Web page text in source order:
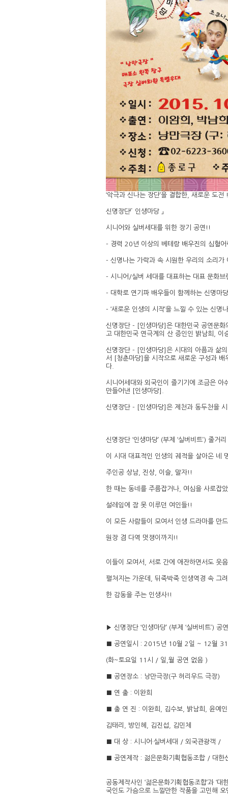
‘악극과 신나는 장단’을 결합한, 새로운 도전
신명장단「 인생마당 」
시니어와 실버세대를 위한 장기 공연!!
- 경력 20년 이상의 베테랑 배우진의 심혈
- 신명나는 가락과 속 시원한 우리의 소리가
- 시니어/실버 세대를 대표하는 대표 문화브
- 대학로 연기파 배우들이 함께하는 신명마
- ‘새로운 인생의 시작’을 느낄 수 있는 신명
신명장단 - [인생마당]은 대한민국 공연문
고 대한민국 연극계의 산 증인인 밝남희, 이
신명장단 - [인생마당]은 시대의 아픔과 삶
서 [청춘마당]을 시작으로 새로운 구성과
다.
시니어세대와 외국인이 즐기기에 조금은
만들어낸 [인생마당].
신명장단 - [인생마당]은 제천과 동두천을
신명장단 ‘인생마당’ (부제 ‘실버비트’) 줄거리
이 시대 대표적인 인생의 궤적을 살아온 네
주인공 상남, 진상, 이슬, 말자!!
한 때는 동네를 주름잡거나, 여심을 사로잡
설레임에 잠 못 이루던 여인들!!
이 모든 사람들이 모여서 인생 드라마를 만드
원장 겸 다역 멋쟁이까지!!
이들이 모여서, 서로 간에 애잔하면서도 웃
펼쳐지는 가운데, 뒤죽박죽 인생역경 속 그
한 감동을 주는 인생사!!
▶ 신명장단 ‘인생마당’ (부제 ‘실버비트’) 공
■ 공연일시 : 2015년 10월 2일 ~ 12월
(화~토요일 11시 / 일,월 공연 없음 )
■ 공연장소 : 낭만극장(구 허리우드 극장)
■ 연 출 : 이완희
■ 출 연 진 : 이완희, 김수보, 밝남희, 윤예
김태리, 방인혜, 김진섭, 김민체
■ 대 상 : 시니어·실버세대 / 외국관광객 /
■ 공연제작 : 젊은문화기획협동조합 / 대한
공동제작사인 ‘젊은문화기획협동조합’과 ‘
국인도 가슴으로 느낄만한 작품을 고민해